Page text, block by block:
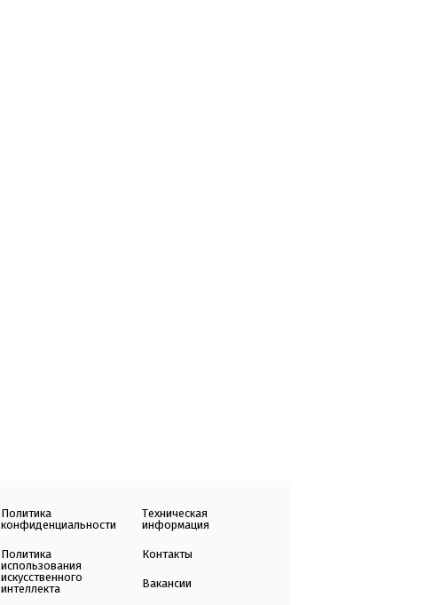
Политика
конфиденциальности
Политика
использования
искусственного
интеллекта
Техническая
информация
Контакты
Вакансии